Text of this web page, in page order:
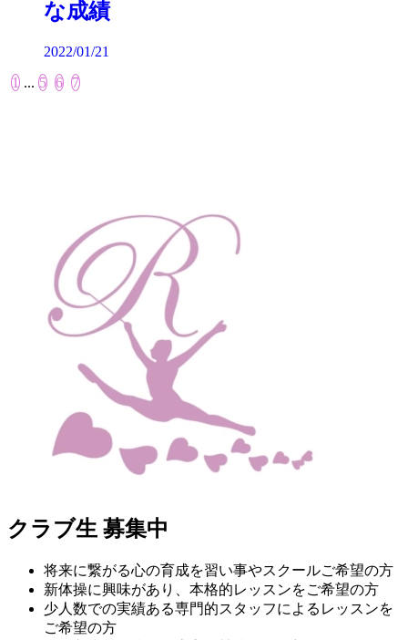
な成績
2022/01/21
1 ... 5 6 7
クラブ生 募集中
将来に繋がる心の育成を習い事やスクールご希望の方
新体操に興味があり、本格的レッスンをご希望の方
少人数での実績ある専門的スタッフによるレッスンを
ご希望の方